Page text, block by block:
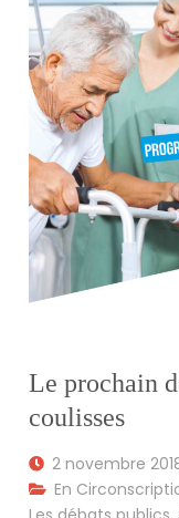
Le prochain
coulisses
2 novembre
En